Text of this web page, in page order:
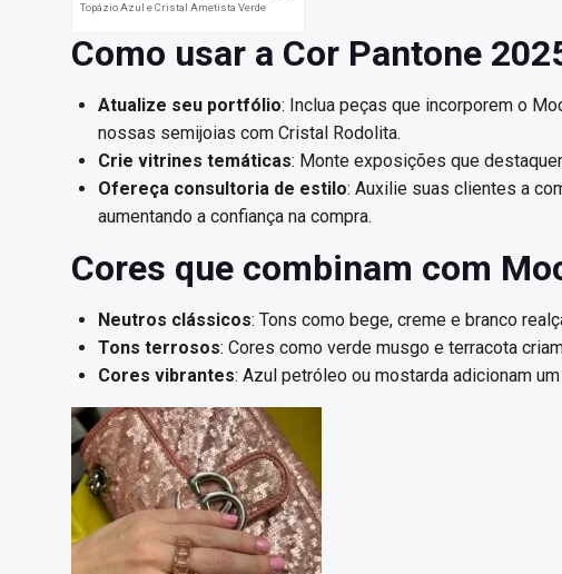
Topázio Azul e Cristal Ametista Verde
Como usar a Cor Pantone
Atualize seu portfólio: Inclua peças que incorporem o
nossas semijoias com Cristal Rodolita.
Crie vitrines temáticas: Monte exposições que
Ofereça consultoria de estilo: Auxilie suas clientes a
aumentando a confiança na compra.
Cores que combinam com
Neutros clássicos: Tons como bege, creme e branco
Tons terrosos: Cores como verde musgo e terracota
Cores vibrantes: Azul petróleo ou mostarda adicionam